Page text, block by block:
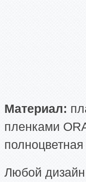
Материал:
пленками
Любой